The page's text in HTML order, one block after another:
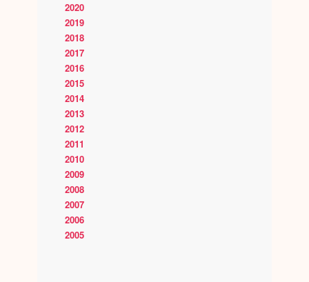
2020
2019
2018
2017
2016
2015
2014
2013
2012
2011
2010
2009
2008
2007
2006
2005